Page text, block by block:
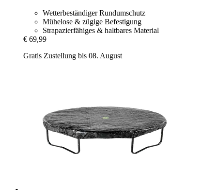
Wetterbeständiger Rundumschutz
Mühelose & zügige Befestigung
Strapazierfähiges & haltbares Material
€ 69,99
Gratis Zustellung bis 08. August